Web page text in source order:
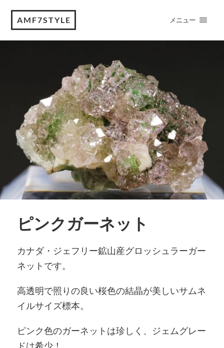
AMF7STYLE メニュー
ピンクガーネット
カナダ・ジェフリー鉱山産グロッシュラーガー
ネットです。
高透明で照りの良い桜色の結晶が美しいサムネ
イルサイズ標本。
ピンク色のガーネットは珍しく、ジェムグレー
ドは希少！